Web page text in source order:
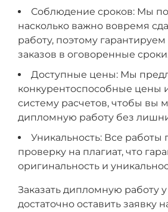
Соблюдение сроков: Мы
насколько важно вовремя
работу, поэтому
заказов в оговоренные
Доступные цены: Мы
конкурентоспособные цены
систему расчетов, чтобы вы
дипломную работу без
Уникальность: Все работы
проверку на плагиат, что
оригинальность и
Заказать дипломную работу
достаточно оставить заявку